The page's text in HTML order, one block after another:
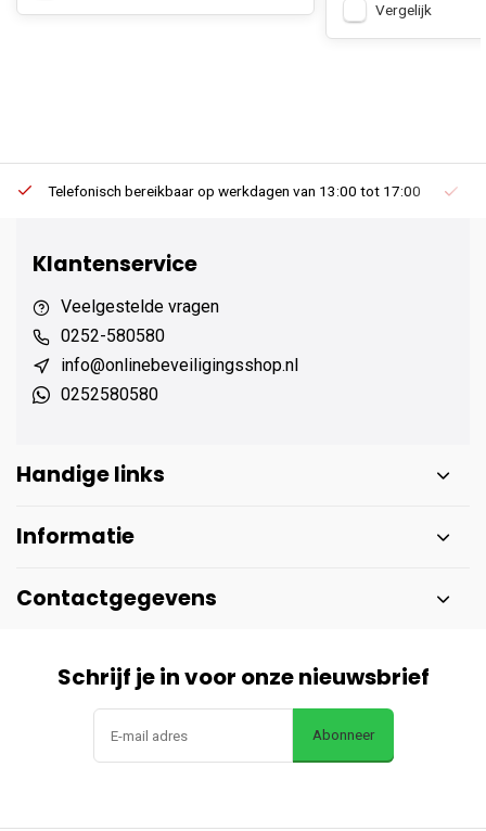
Vergelijk
Telefonisch bereikbaar op werkdagen van 13:00 tot 17:00
Klantenservice
Veelgestelde vragen
0252-580580
info@onlinebeveiligingsshop.nl
0252580580
Handige links
Informatie
Contactgegevens
Schrijf je in voor onze nieuwsbrief
Abonneer